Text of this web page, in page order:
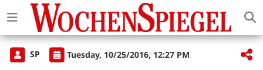
SP Tuesday, 10/25/2016, 12:27 PM